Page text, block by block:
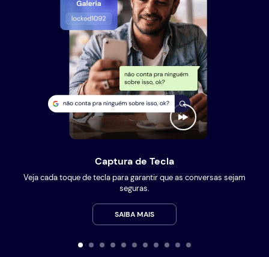
Captura de Tecla
Veja cada toque de tecla para garantir que as conversas sejam
seguras.
SAIBA MAIS